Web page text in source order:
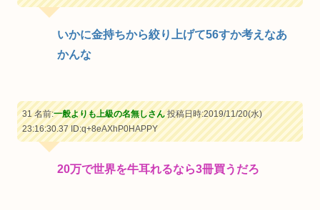
いかに金持ちから絞り上げて56すか考えなあ
かんな
31 名前:一般よりも上級の名無しさん投稿日時:2019/11/20(水)
23:16:30.37ID:q+8eAXhP0HAPPY
20万で世界を牛耳れるなら3冊買うだろ